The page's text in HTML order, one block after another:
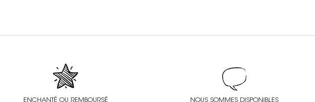
ENCHANTÉ OU REMBOURSÉ NOUS SOMMES DISPONIBLES